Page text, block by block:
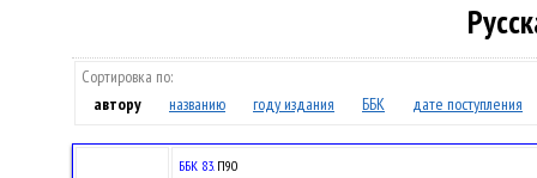
Сортировка по:
автору
названию году издания ББК дате поступления
ББК 83.П90